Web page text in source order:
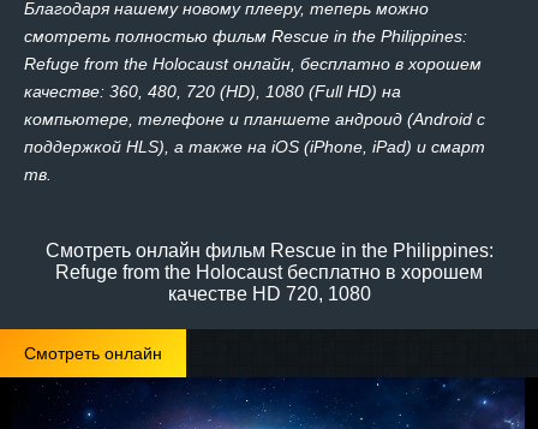
Благодаря нашему новому плееру, теперь можно
смотреть полностью фильм Rescue in the Philippines:
Refuge from the Holocaust онлайн, бесплатно в хорошем
качестве: 360, 480, 720 (HD), 1080 (Full HD) на
компьютере, телефоне и планшете андроид (Android с
поддержкой HLS), а также на iOS (iPhone, iPad) и смарт
тв.
Смотреть онлайн фильм Rescue in the Philippines:
Refuge from the Holocaust бесплатно в хорошем
качестве HD 720, 1080
Смотреть онлайн